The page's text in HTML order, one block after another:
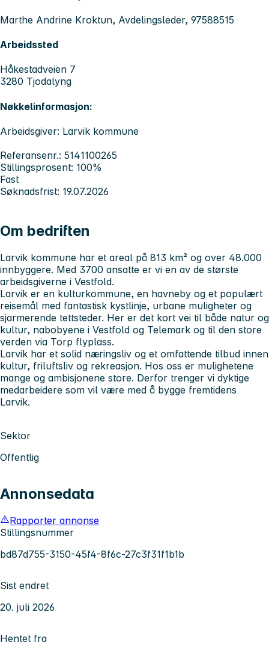
Marthe Andrine Kroktun, Avdelingsleder, 97588515
Arbeidssted
Håkestadveien 7
3280 Tjodalyng
Nøkkelinformasjon:
Arbeidsgiver: Larvik kommune
Referansenr.: 5141100265
Stillingsprosent: 100%
Fast
Søknadsfrist: 19.07.2026
Om bedriften
Larvik kommune har et areal på 813 km² og over 48.000
innbyggere. Med 3700 ansatte er vi en av de største
arbeidsgiverne i Vestfold.
Larvik er en kulturkommune, en havneby og et populært
reisemål med fantastisk kystlinje, urbane muligheter og
sjarmerende tettsteder. Her er det kort vei til både natur og
kultur, nabobyene i Vestfold og Telemark og til den store
verden via Torp flyplass.
Larvik har et solid næringsliv og et omfattende tilbud innen
kultur, friluftsliv og rekreasjon. Hos oss er mulighetene
mange og ambisjonene store. Derfor trenger vi dyktige
medarbeidere som vil være med å bygge fremtidens
Larvik.
Sektor
Offentlig
Annonsedata
Rapporter annonse
Stillingsnummer
bd87d755-3150-45f4-8f6c-27c3f31f1b1b
Sist endret
20. juli 2026
Hentet fra